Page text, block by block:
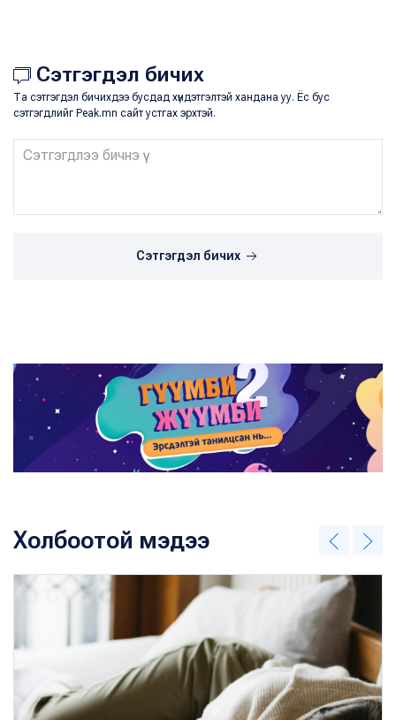
Сэтгэгдэл бичих
Та сэтгэгдэл бичихдээ бусдад хүндэтгэлтэй хандана уу. Ёс бус
сэтгэгдлийг Peak.mn сайт устгах эрхтэй.
Сэтгэгдэл бичих
Холбоотой мэдээ